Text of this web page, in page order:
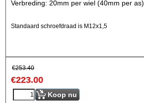
Verbreding: 20mm per wiel (40mm per as)
Standaard schroefdraad is M12x1,5
€253.40
€223.00
Koop nu